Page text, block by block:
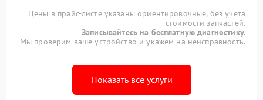
Цены в прайс-листе указаны ориентировочные, без учета
стоимости запчастей.
Записывайтесь на бесплатную диагностику.
Мы проверим ваше устройство и укажем на неисправность.
Показать все услуги